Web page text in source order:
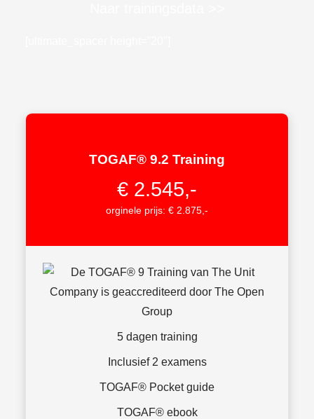
TOGAF® 9.2 Training
€ 2.545,-
orginele prijs: € 2.875,-
5 dagen training
Inclusief 2 examens
TOGAF® Pocket guide
TOGAF® ebook